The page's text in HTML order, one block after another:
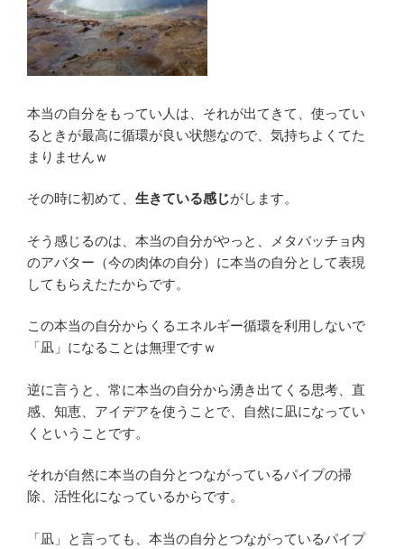
本当の自分をもってい人は、それが出てきて、使ってい
るときが最高に循環が良い状態なので、気持ちよくてた
まりませんｗ
その時に初めて、 生きている感じがします。
そう感じるのは、本当の自分がやっと、メタバッチョ内
のアバター（今の肉体の自分）に本当の自分として表現
してもらえたたからです。
この本当の自分からくるエネルギー循環を利用しないで
「凪」になることは無理ですｗ
逆に言うと、常に本当の自分から湧き出てくる思考、直
感、知恵、アイデアを使うことで、自然に凪になってい
くということです。
それが自然に本当の自分とつながっているパイプの掃
除、活性化になっているからです。
「凪」と言っても、本当の自分とつながっているパイプ